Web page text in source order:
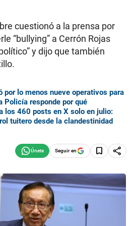
cuestionó a la prensa por
“bullying” a Cerrón Rojas
y dijo que también
por lo menos nueve operativos para
Policía responde por qué
los 460 posts en X solo en julio:
tuitero desde la clandestinidad
Seguir en